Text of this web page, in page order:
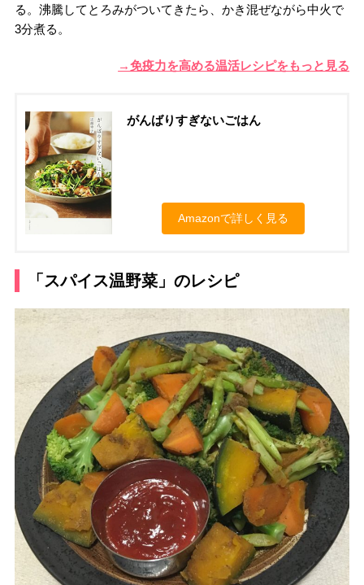
る。沸騰してとろみがついてきたら、かき混ぜながら中火で
3分煮る。
→免疫力を高める温活レシピをもっと見る
がんばりすぎないごはん
Amazonで詳しく見る
「スパイス温野菜」のレシピ